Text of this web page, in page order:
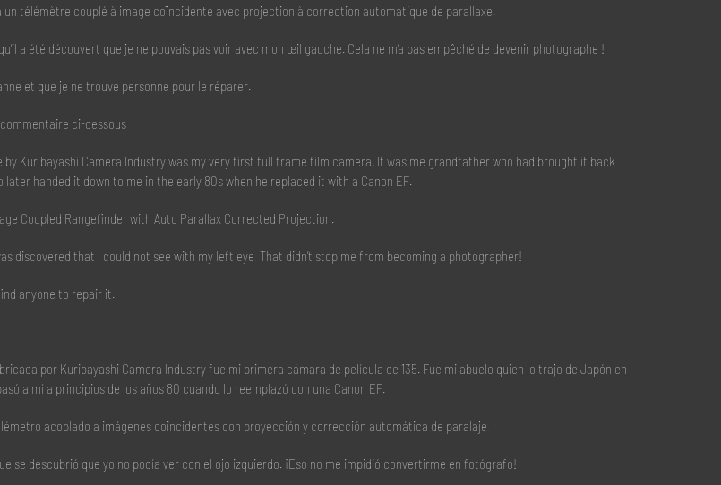
télémètre couplé à image coïncidente avec projection à correction automatique de parallaxe.
a été découvert que je ne pouvais pas voir avec mon œil gauche. Cela ne m’a pas empêché de devenir photographe !
et que je ne trouve personne pour le réparer.
commentaire ci-dessous
Kuribayashi Camera Industry was my very first full frame film camera. It was me grandfather who had brought it back
handed it down to me in the early 80s when he replaced it with a Canon EF.
Coupled Rangefinder with Auto Parallax Corrected Projection.
discovered that I could not see with my left eye. That didn’t stop me from becoming a photographer!
anyone to repair it.
por Kuribayashi Camera Industry fue mi primera cámara de película de 135. Fue mi abuelo quien lo trajo de Japón en
a mí a principios de los años 80 cuando lo reemplazó con una Canon EF.
acoplado a imágenes coincidentes con proyección y corrección automática de paralaje.
se descubrió que yo no podía ver con el ojo izquierdo. ¡Eso no me impidió convertirme en fotógrafo!